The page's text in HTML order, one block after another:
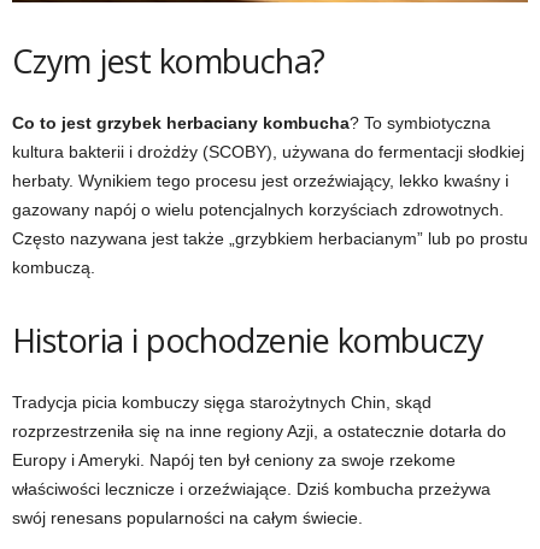
Czym jest kombucha?
Co to jest grzybek herbaciany kombucha? To symbiotyczna
kultura bakterii i drożdży (SCOBY), używana do fermentacji słodkiej
herbaty. Wynikiem tego procesu jest orzeźwiający, lekko kwaśny i
gazowany napój o wielu potencjalnych korzyściach zdrowotnych.
Często nazywana jest także „grzybkiem herbacianym” lub po prostu
kombuczą.
Historia i pochodzenie kombuczy
Tradycja picia kombuczy sięga starożytnych Chin, skąd
rozprzestrzeniła się na inne regiony Azji, a ostatecznie dotarła do
Europy i Ameryki. Napój ten był ceniony za swoje rzekome
właściwości lecznicze i orzeźwiające. Dziś kombucha przeżywa
swój renesans popularności na całym świecie.